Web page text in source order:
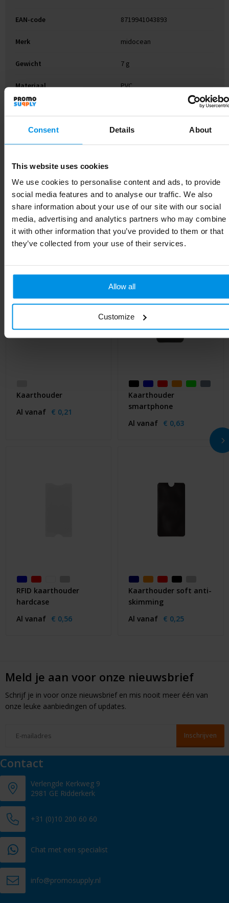
Consent Details About
This website uses cookies
We use cookies to personalise content and ads, to provide
social media features and to analyse our traffic. We also
share information about your use of our site with our social
media, advertising and analytics partners who may combine
it with other information that you’ve provided to them or that
they’ve collected from your use of their services.
Allow all
Customize
EAN-code 8719941043893
Merk midocean
Gewicht 7 g
Materiaal PVC
Kleur
Afmeting 8.5X5.5 CM
Gerelateerde producten
Kaarthouder
Al vanaf € 0,21
Kaarthouder
smartphone
Al vanaf € 0,63
RFID kaarthouder
hardcase
Al vanaf € 0,56
Kaarthouder soft anti-
skimming
Al vanaf € 0,25
Meld je aan voor onze nieuwsbrief
Schrijf je in voor onze nieuwsbrief en mis nooit meer één van
onze leuke aanbiedingen of updates.
Contact
Verlengde Kerkweg 9
2981 GE Ridderkerk
+31 (0)10 200 60 60
Chat met een specialist
info@promosupply.nl